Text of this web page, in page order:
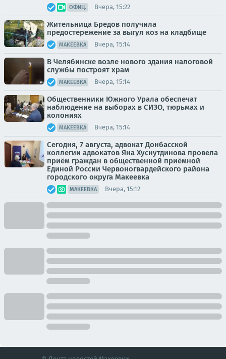
ОФИЦ. Вчера, 15:22
Жительница Бредов получила
предостережение за выгул коз на кладбище
МАКЕЕВКА Вчера, 15:14
В Челябинске возле нового здания налоговой
службы построят храм
МАКЕЕВКА Вчера, 15:14
Общественники Южного Урала обеспечат
наблюдение на выборах в СИЗО, тюрьмах и
колониях
МАКЕЕВКА Вчера, 15:14
Сегодня, 7 августа, адвокат Донбасской
коллегии адвокатов Яна Хуснутдинова провела
приём граждан в общественной приёмной
Единой России Червоногвардейского района
городского округа Макеевка
МАКЕЕВКА Вчера, 15:12